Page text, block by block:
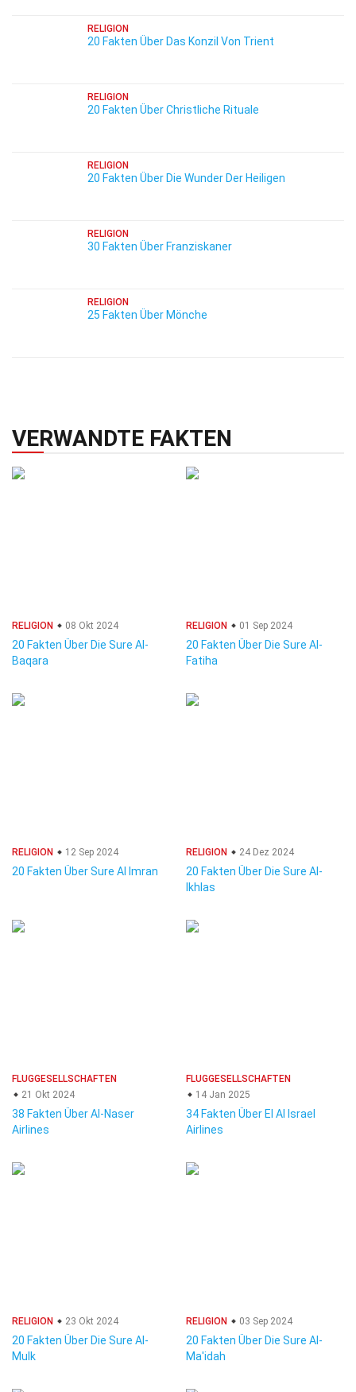
RELIGION
20 Fakten Über Das Konzil Von Trient
RELIGION
20 Fakten Über Christliche Rituale
RELIGION
20 Fakten Über Die Wunder Der Heiligen
RELIGION
30 Fakten Über Franziskaner
RELIGION
25 Fakten Über Mönche
VERWANDTE FAKTEN
RELIGION 08 Okt 2024
20 Fakten Über Die Sure Al-
Baqara
RELIGION 01 Sep 2024
20 Fakten Über Die Sure Al-
Fatiha
RELIGION 12 Sep 2024
20 Fakten Über Sure Al Imran
RELIGION 24 Dez 2024
20 Fakten Über Die Sure Al-
Ikhlas
FLUGGESELLSCHAFTEN
21 Okt 2024
38 Fakten Über Al-Naser
Airlines
FLUGGESELLSCHAFTEN
14 Jan 2025
34 Fakten Über El Al Israel
Airlines
RELIGION 23 Okt 2024
20 Fakten Über Die Sure Al-
Mulk
RELIGION 03 Sep 2024
20 Fakten Über Die Sure Al-
Ma'idah